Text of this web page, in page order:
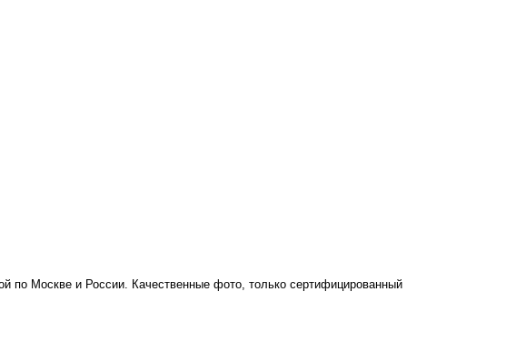
по Москве и России. Качественные фото, только сертифицированный